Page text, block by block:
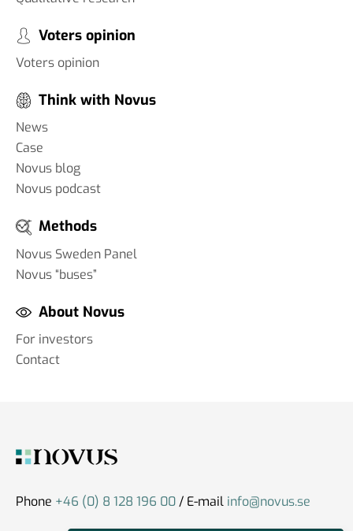
Voters opinion
Voters opinion
Think with Novus
News
Case
Novus blog
Novus podcast
Methods
Novus Sweden Panel
Novus “buses”
About Novus
For investors
Contact
Phone +46 (0) 8 128 196 00/ E-mail info@novus.se